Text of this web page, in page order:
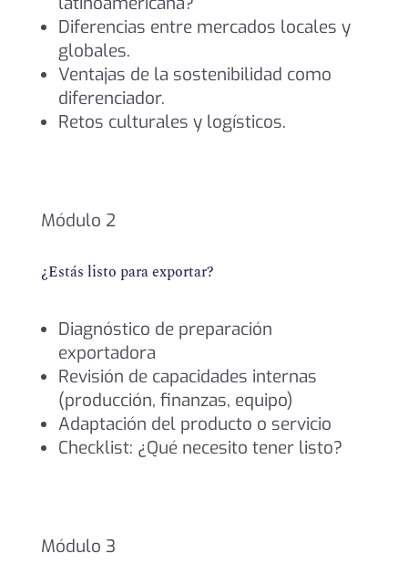
Diferencias entre mercados locales y
globales.
Ventajas de la sostenibilidad como
diferenciador.
Retos culturales y logísticos.
Módulo 2
¿Estás listo para exportar?
Diagnóstico de preparación
exportadora
Revisión de capacidades internas
(producción, finanzas, equipo)
Adaptación del producto o servicio
Checklist: ¿Qué necesito tener listo?
Módulo 3